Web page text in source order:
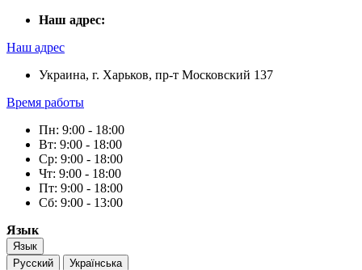
Наш адрес:
Наш адрес
Украина, г. Харьков, пр-т Московский 137
Время работы
Пн: 9:00 - 18:00
Вт: 9:00 - 18:00
Ср: 9:00 - 18:00
Чт: 9:00 - 18:00
Пт: 9:00 - 18:00
Сб: 9:00 - 13:00
Язык
Язык
Русский
Українська